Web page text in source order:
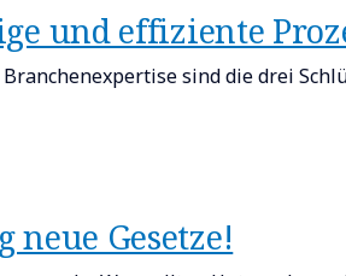
und effiziente
sind die drei
Gesetze!